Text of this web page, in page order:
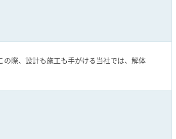
際、設計も施工も手がける当社では、解体